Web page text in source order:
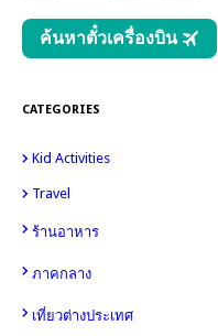
CATEGORIES
Kid Activities
Travel
ร้านอาหาร
ภาคกลาง
เที่ยวต่างประเทศ